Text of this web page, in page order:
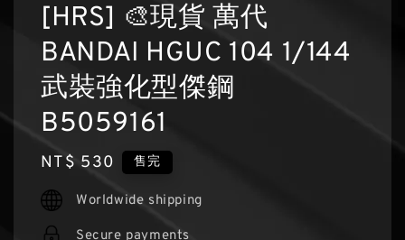
[HRS] 🎨現貨 萬代
BANDAI HGUC 104 1/144
武裝強化型傑鋼
B5059161
Regular
price
NT$ 530 售完
Worldwide shipping
Secure payments